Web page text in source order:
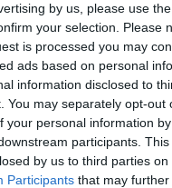
by us, please use
your selection. Please
is processed you may
ads based on personal
information disclosed to
You may separately opt-out
your personal information
participants.
by us to third parties on
Participants that may
és értesülj a
is!
Követem